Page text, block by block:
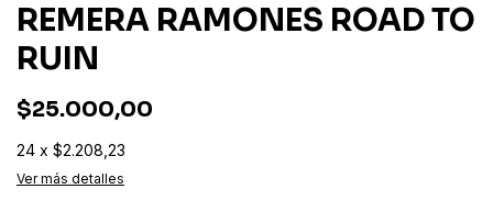
REMERA RAMONES ROAD TO
RUIN
$25.000,00
24 x $2.208,23
Ver más detalles